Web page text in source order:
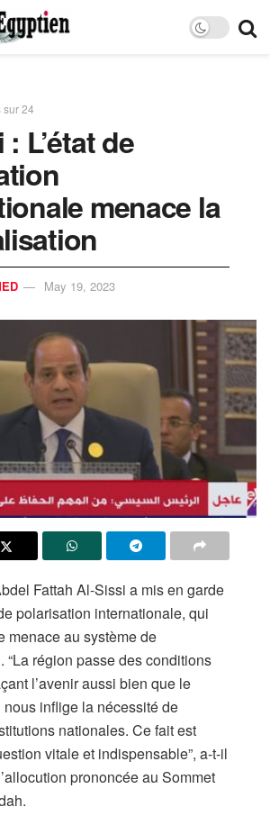
sur 24
L’état de
menace la
May 19, 2023
Fattah Al-Sissi a mis en garde
polarisation internationale, qui
menace au système de
“La région passe des conditions
l’avenir aussi bien que le
inflige la nécessité de
nationales. Ce fait est
vitale et indispensable”, a-t-il
prononcée au Sommet